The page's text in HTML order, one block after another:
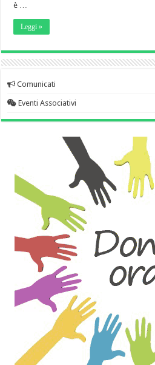
è …
Leggi »
Comunicati
Eventi Associativi